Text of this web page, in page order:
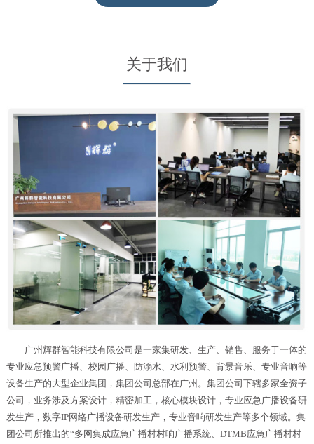
关于我们
广州辉群智能科技有限公司是一家集研发、生产、销售、服务于一体的
专业应急预警广播、校园广播、防溺水、水利预警、背景音乐、专业音响等
设备生产的大型企业集团，集团公司总部在广州。集团公司下辖多家全资子
公司，业务涉及方案设计，精密加工，核心模块设计，专业应急广播设备研
发生产，数字IP网络广播设备研发生产，专业音响研发生产等多个领域。集
团公司所推出的“多网集成应急广播村村响广播系统、DTMB应急广播村村